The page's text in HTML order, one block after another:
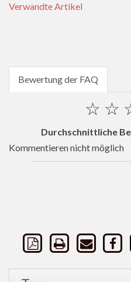
Verwandte Artikel
Bewertung der FAQ
☆
☆
Durchschnittliche
Kommentieren nicht möglich